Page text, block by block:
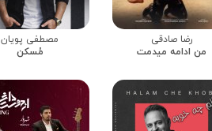
رضا صادقی
من ادامه میدمت
مصطفی پویان
مُسکن